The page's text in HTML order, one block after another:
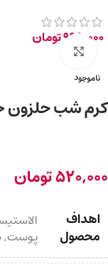
998,000تومان
ناموجود
برای
کرم شب حلزون حجم ۵۰
520,000تومان
اهداف
محصول پوست,